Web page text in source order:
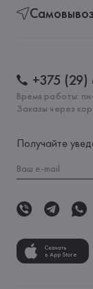
+375
Время работы:
Заказы через
Получайте
Скачать
в App Store